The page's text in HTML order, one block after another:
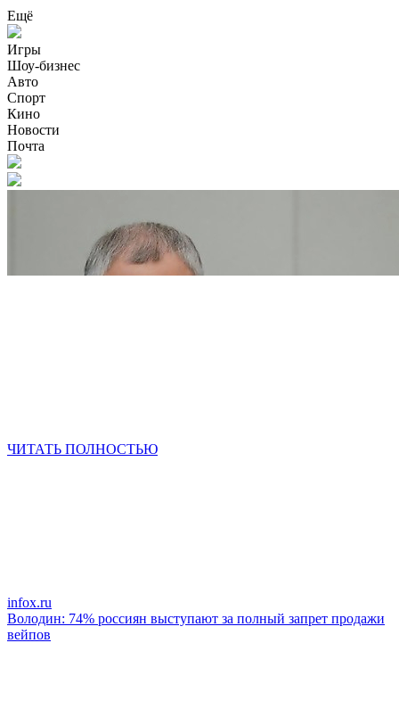
Ещё
Игры
Шоу-бизнес
Авто
Спорт
Кино
Новости
Почта
ЧИТАТЬ ПОЛНОСТЬЮ
infox.ru
Володин: 74% россиян выступают за полный запрет продажи
вейпов